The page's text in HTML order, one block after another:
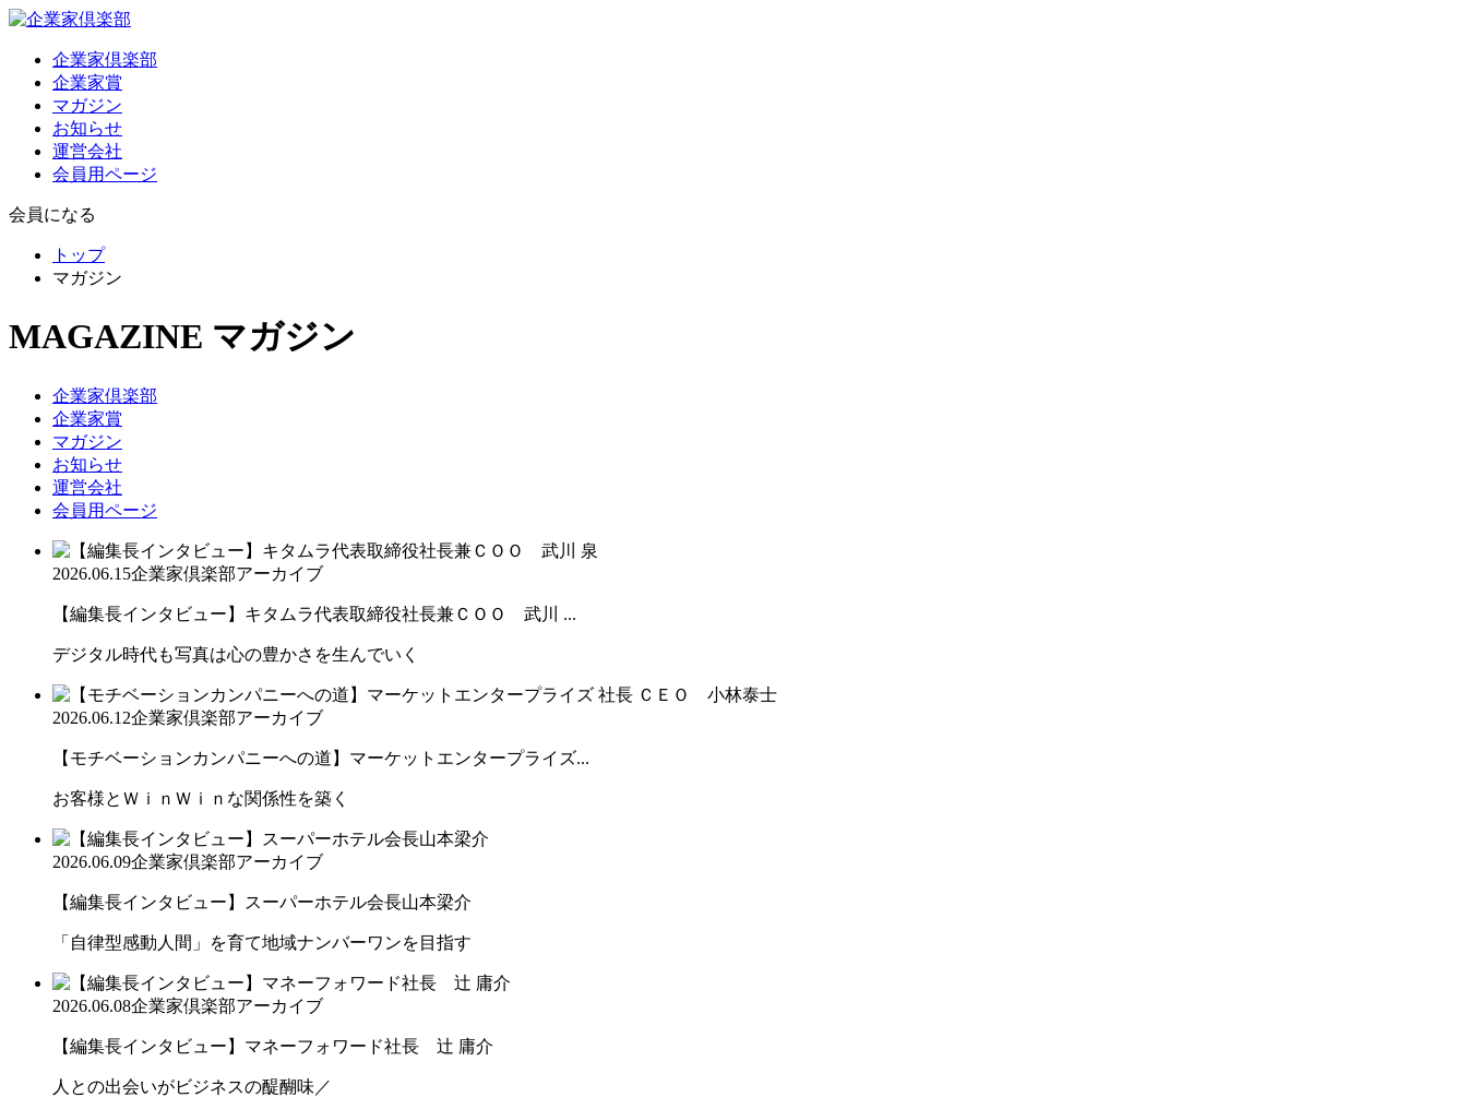
企業家倶楽部
企業家賞
マガジン
お知らせ
運営会社
会員用ページ
会員になる
トップ
マガジン
MAGAZINE マガジン
企業家倶楽部
企業家賞
マガジン
お知らせ
運営会社
会員用ページ
2026.06.15企業家倶楽部アーカイブ
【編集長インタビュー】キタムラ代表取締役社長兼ＣＯＯ 武川 ...
デジタル時代も写真は心の豊かさを生んでいく
2026.06.12企業家倶楽部アーカイブ
【モチベーションカンパニーへの道】マーケットエンタープライズ...
お客様とＷｉｎＷｉｎな関係性を築く
2026.06.09企業家倶楽部アーカイブ
【編集長インタビュー】スーパーホテル会長山本梁介
「自律型感動人間」を育て地域ナンバーワンを目指す
2026.06.08企業家倶楽部アーカイブ
【編集長インタビュー】マネーフォワード社長 辻 庸介
人との出会いがビジネスの醍醐味／